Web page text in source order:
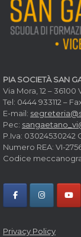
PIA SOCIETÀ SAN
Via Mora, 12 – 36100
Tel: 0444 933112 –
E-mail:
Pec:
P.Iva: 03024530242
Numero REA: VI-
Codice
Privacy Policy